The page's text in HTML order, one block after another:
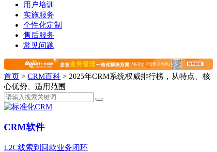
用户培训
实施服务
个性化定制
售后服务
常见问题
首页 > CRM百科 > 2025年CRM系统权威排行榜，从特点、核
心优势、适用范围
CRM软件
L2C线索到回款业务闭环